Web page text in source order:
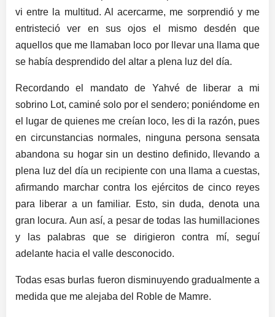
vi entre la multitud. Al acercarme, me sorprendió y me
entristeció ver en sus ojos el mismo desdén que
aquellos que me llamaban loco por llevar una llama que
se había desprendido del altar a plena luz del día.
Recordando el mandato de Yahvé de liberar a mi
sobrino Lot, caminé solo por el sendero; poniéndome en
el lugar de quienes me creían loco, les di la razón, pues
en circunstancias normales, ninguna persona sensata
abandona su hogar sin un destino definido, llevando a
plena luz del día un recipiente con una llama a cuestas,
afirmando marchar contra los ejércitos de cinco reyes
para liberar a un familiar. Esto, sin duda, denota una
gran locura. Aun así, a pesar de todas las humillaciones
y las palabras que se dirigieron contra mí, seguí
adelante hacia el valle desconocido.
Todas esas burlas fueron disminuyendo gradualmente a
medida que me alejaba del Roble de Mamre.